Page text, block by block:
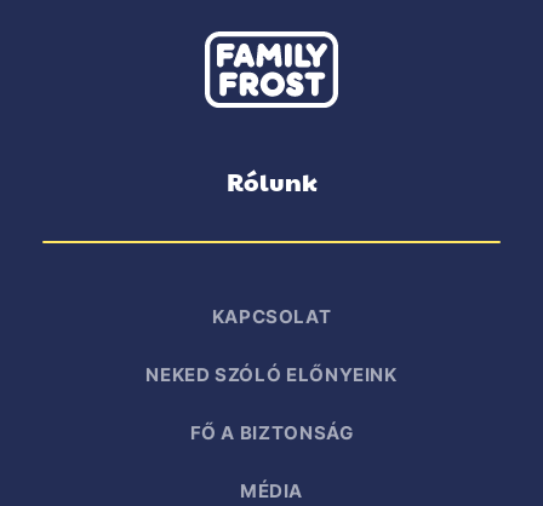
Rólunk
KAPCSOLAT
NEKED SZÓLÓ ELŐNYEINK
FŐ A BIZTONSÁG
MÉDIA